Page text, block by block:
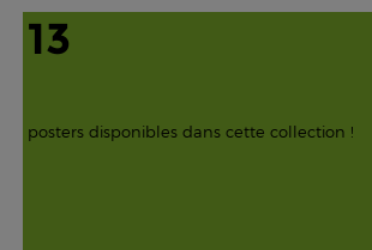
13
posters disponibles dans cette collection !